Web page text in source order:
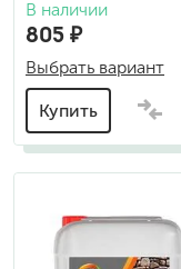
В наличии
805 ₽
Выбрать вариант
Купить